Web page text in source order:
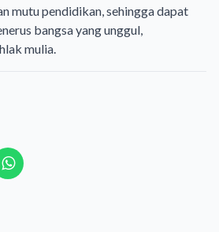
mutu pendidikan, sehingga dapat
bangsa yang unggul,
mulia.